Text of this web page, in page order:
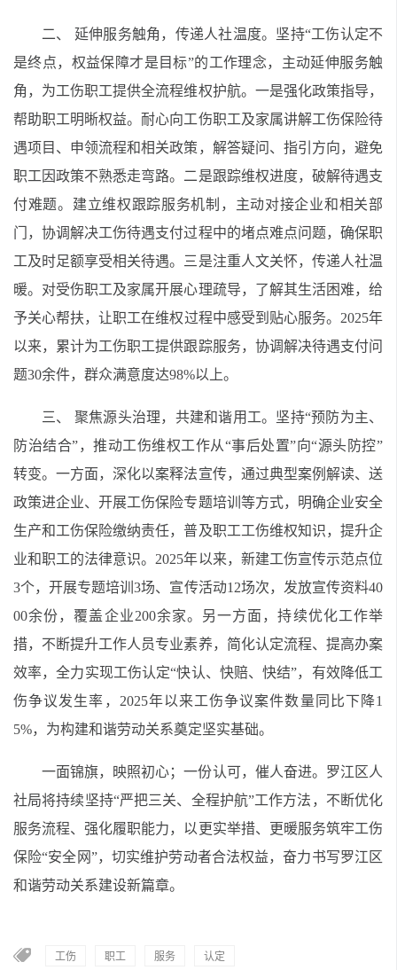
二、 延伸服务触角，传递人社温度。坚持“工伤认定不
是终点，权益保障才是目标”的工作理念，主动延伸服务触
角，为工伤职工提供全流程维权护航。一是强化政策指导，
帮助职工明晰权益。耐心向工伤职工及家属讲解工伤保险待
遇项目、申领流程和相关政策，解答疑问、指引方向，避免
职工因政策不熟悉走弯路。二是跟踪维权进度，破解待遇支
付难题。建立维权跟踪服务机制，主动对接企业和相关部
门，协调解决工伤待遇支付过程中的堵点难点问题，确保职
工及时足额享受相关待遇。三是注重人文关怀，传递人社温
暖。对受伤职工及家属开展心理疏导，了解其生活困难，给
予关心帮扶，让职工在维权过程中感受到贴心服务。2025年
以来，累计为工伤职工提供跟踪服务，协调解决待遇支付问
题30余件，群众满意度达98%以上。
三、 聚焦源头治理，共建和谐用工。坚持“预防为主、
防治结合”，推动工伤维权工作从“事后处置”向“源头防控”
转变。一方面，深化以案释法宣传，通过典型案例解读、送
政策进企业、开展工伤保险专题培训等方式，明确企业安全
生产和工伤保险缴纳责任，普及职工工伤维权知识，提升企
业和职工的法律意识。2025年以来，新建工伤宣传示范点位
3个，开展专题培训3场、宣传活动12场次，发放宣传资料40
00余份，覆盖企业200余家。另一方面，持续优化工作举
措，不断提升工作人员专业素养，简化认定流程、提高办案
效率，全力实现工伤认定“快认、快赔、快结”，有效降低工
伤争议发生率，2025年以来工伤争议案件数量同比下降1
5%，为构建和谐劳动关系奠定坚实基础。
一面锦旗，映照初心；一份认可，催人奋进。罗江区人
社局将持续坚持“严把三关、全程护航”工作方法，不断优化
服务流程、强化履职能力，以更实举措、更暖服务筑牢工伤
保险“安全网”，切实维护劳动者合法权益，奋力书写罗江区
和谐劳动关系建设新篇章。
工伤 职工 服务 认定